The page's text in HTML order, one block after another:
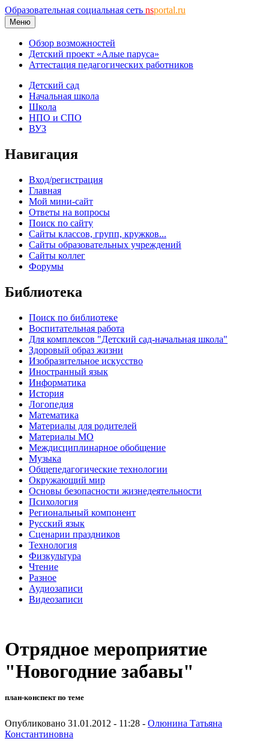
Образовательная социальная сеть nsportal.ru
Меню
Обзор возможностей
Детский проект «Алые паруса»
Аттестация педагогических работников
Детский сад
Начальная школа
Школа
НПО и СПО
ВУЗ
Навигация
Вход/регистрация
Главная
Мой мини-сайт
Ответы на вопросы
Поиск по сайту
Сайты классов, групп, кружков...
Сайты образовательных учреждений
Сайты коллег
Форумы
Библиотека
Поиск по библиотеке
Воспитательная работа
Для комплексов "Детский сад-начальная школа"
Здоровый образ жизни
Изобразительное искусство
Иностранный язык
Информатика
История
Логопедия
Математика
Материалы для родителей
Материалы МО
Междисциплинарное обобщение
Музыка
Общепедагогические технологии
Окружающий мир
Основы безопасности жизнедеятельности
Психология
Региональный компонент
Русский язык
Сценарии праздников
Технология
Физкультура
Чтение
Разное
Аудиозаписи
Видеозаписи
Отрядное мероприятие
"Новогодние забавы"
план-конспект по теме
Опубликовано 31.01.2012 - 11:28 - Олюнина Татьяна
Константиновна